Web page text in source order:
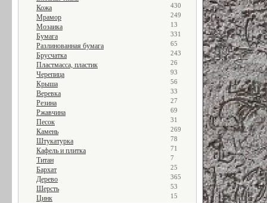
Кожа 430
Мрамор 249
Мозаика 13
Бумага 331
Разлинованная бумага 65
Брусчатка 243
Пластмасса, пластик 26
Черепица 93
Крыша 56
Веревка 33
Резина 27
Ржавчина 69
Песок 31
Камень 269
Штукатурка 78
Кафель и плитка 71
Титан 7
Бархат 25
Дерево 365
Шерсть 53
Цинк 15